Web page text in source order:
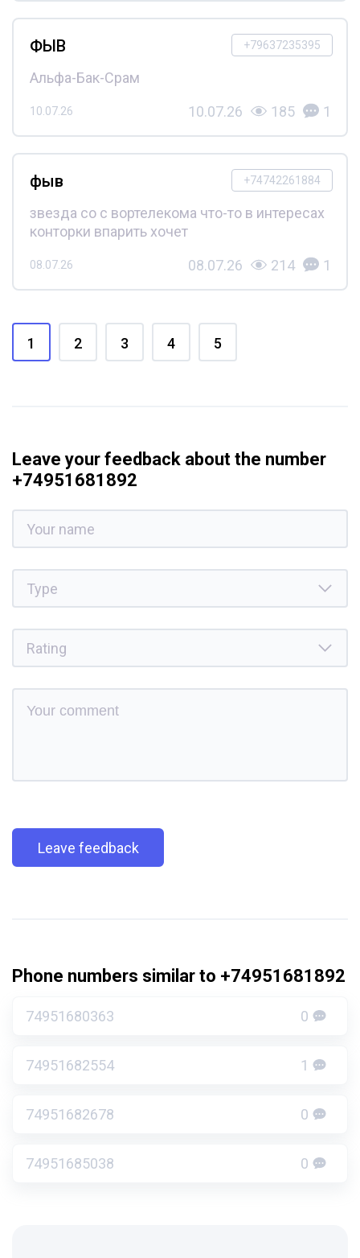
+79637235395
ФЫВ
Альфа-Бак-Срам
10.07.26 10.07.26 185 1
+74742261884
фыв
звезда со с вортелекома что-то в интересах
конторки впарить хочет
08.07.26 08.07.26 214 1
1 2 3 4 5
Leave your feedback about the number
+74951681892
Leave feedback
Phone numbers similar to +74951681892
74951680363 0
74951682554 1
74951682678 0
74951685038 0